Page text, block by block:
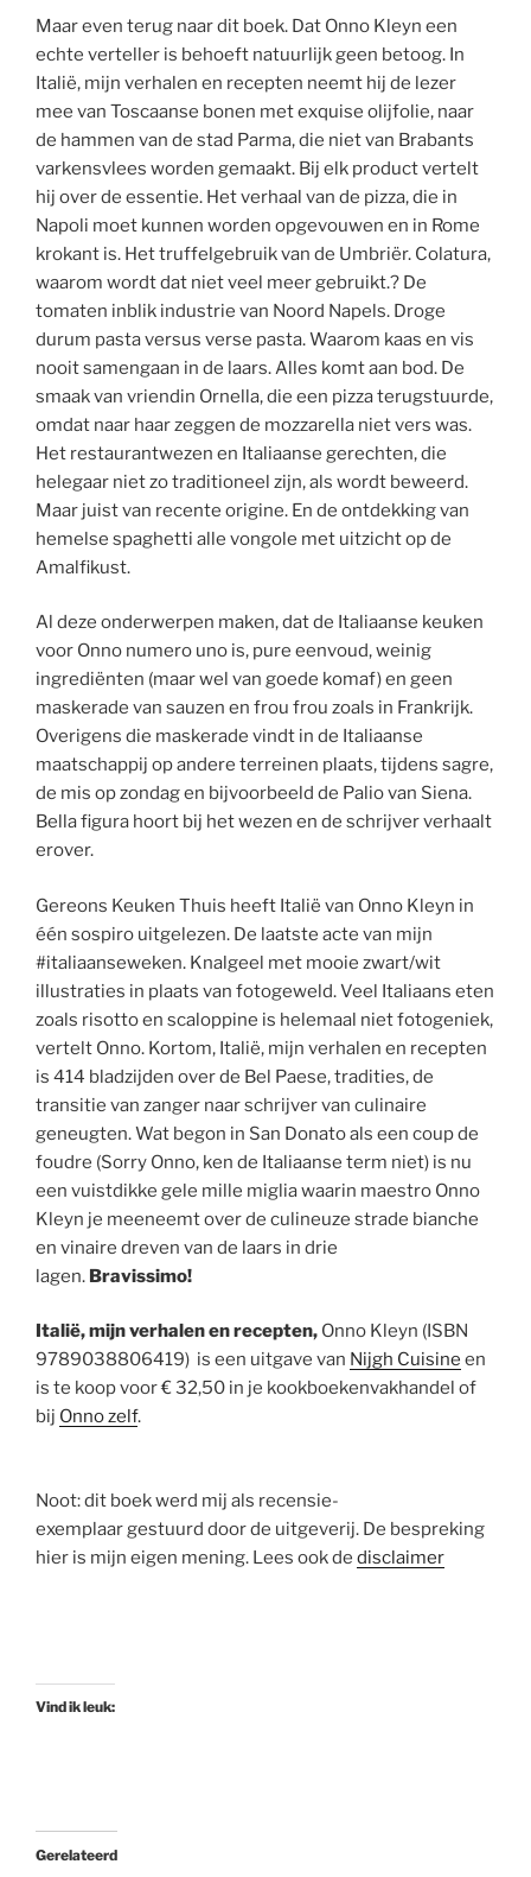
Maar even terug naar dit boek. Dat Onno Kleyn een
echte verteller is behoeft natuurlijk geen betoog. In
Italië, mijn verhalen en recepten neemt hij de lezer
mee van Toscaanse bonen met exquise olijfolie, naar
de hammen van de stad Parma, die niet van Brabants
varkensvlees worden gemaakt. Bij elk product vertelt
hij over de essentie. Het verhaal van de pizza, die in
Napoli moet kunnen worden opgevouwen en in Rome
krokant is. Het truffelgebruik van de Umbriër. Colatura,
waarom wordt dat niet veel meer gebruikt.? De
tomaten inblik industrie van Noord Napels. Droge
durum pasta versus verse pasta. Waarom kaas en vis
nooit samengaan in de laars. Alles komt aan bod. De
smaak van vriendin Ornella, die een pizza terugstuurde,
omdat naar haar zeggen de mozzarella niet vers was.
Het restaurantwezen en Italiaanse gerechten, die
helegaar niet zo traditioneel zijn, als wordt beweerd.
Maar juist van recente origine. En de ontdekking van
hemelse spaghetti alle vongole met uitzicht op de
Amalfikust.
Al deze onderwerpen maken, dat de Italiaanse keuken
voor Onno numero uno is, pure eenvoud, weinig
ingrediënten (maar wel van goede komaf) en geen
maskerade van sauzen en frou frou zoals in Frankrijk.
Overigens die maskerade vindt in de Italiaanse
maatschappij op andere terreinen plaats, tijdens sagre,
de mis op zondag en bijvoorbeeld de Palio van Siena.
Bella figura hoort bij het wezen en de schrijver verhaalt
erover.
Gereons Keuken Thuis heeft Italië van Onno Kleyn in
één sospiro uitgelezen. De laatste acte van mijn
#italiaanseweken. Knalgeel met mooie zwart/wit
illustraties in plaats van fotogeweld. Veel Italiaans eten
zoals risotto en scaloppine is helemaal niet fotogeniek,
vertelt Onno. Kortom, Italië, mijn verhalen en recepten
is 414 bladzijden over de Bel Paese, tradities, de
transitie van zanger naar schrijver van culinaire
geneugten. Wat begon in San Donato als een coup de
foudre (Sorry Onno, ken de Italiaanse term niet) is nu
een vuistdikke gele mille miglia waarin maestro Onno
Kleyn je meeneemt over de culineuze strade bianche
en vinaire dreven van de laars in drie
lagen. Bravissimo!
Italië, mijn verhalen en recepten, Onno Kleyn (ISBN
9789038806419) is een uitgave van Nijgh Cuisine en
is te koop voor € 32,50 in je kookboekenvakhandel of
bij Onno zelf.
Noot: dit boek werd mij als recensie-
exemplaar gestuurd door de uitgeverij. De bespreking
hier is mijn eigen mening. Lees ook de disclaimer
Vind ik leuk:
Gerelateerd